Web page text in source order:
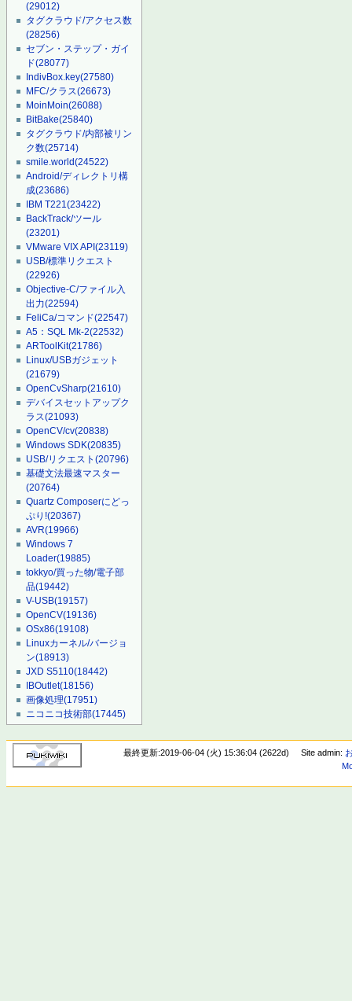
(29012)
タグクラウド/アクセス数
(28256)
セブン・ステップ・ガイ
ド(28077)
IndivBox.key(27580)
MFC/クラス(26673)
MoinMoin(26088)
BitBake(25840)
タグクラウド/内部被リン
ク数(25714)
smile.world(24522)
Android/ディレクトリ構
成(23686)
IBM T221(23422)
BackTrack/ツール
(23201)
VMware VIX API(23119)
USB/標準リクエスト
(22926)
Objective-C/ファイル入
出力(22594)
FeliCa/コマンド(22547)
A5：SQL Mk-2(22532)
ARToolKit(21786)
Linux/USBガジェット
(21679)
OpenCvSharp(21610)
デバイスセットアップク
ラス(21093)
OpenCV/cv(20838)
Windows SDK(20835)
USB/リクエスト(20796)
基礎文法最速マスター
(20764)
Quartz Composerにどっ
ぷり!(20367)
AVR(19966)
Windows 7
Loader(19885)
tokkyo/買った物/電子部
品(19442)
V-USB(19157)
OpenCV(19136)
OSx86(19108)
Linuxカーネル/バージョ
ン(18913)
JXD S5110(18442)
IBOutlet(18156)
画像処理(17951)
ニコニコ技術部(17445)
最終更新:2019-06-04 (火) 15:36:04 (2622d) Site admin: